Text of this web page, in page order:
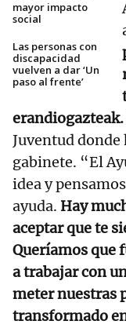
mayor impacto
social
Las personas con
discapacidad
vuelven a dar ‘Un
paso al frente’
erandiogazteak.
Juventud donde
gabinete. “El
idea y
ayuda. Hay
aceptar que te
Queríamos que
a trabajar con
meter nuestras
transformado